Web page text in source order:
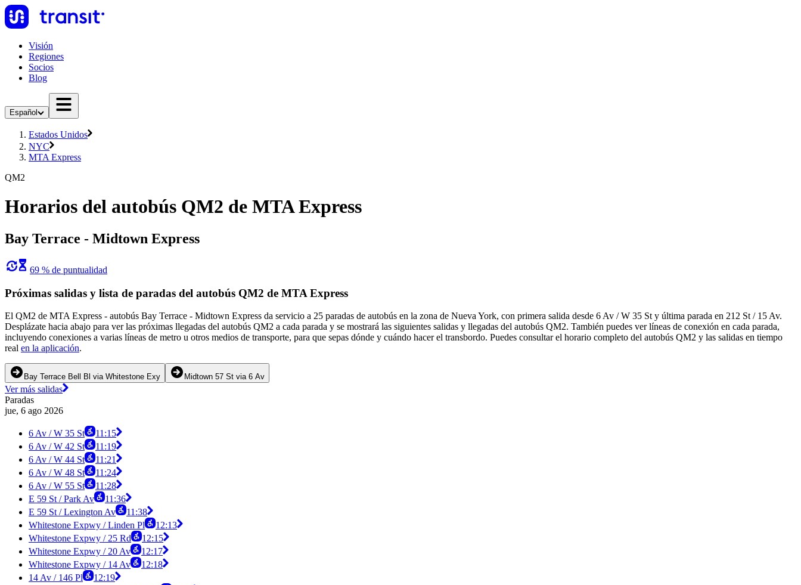
Visión
Regiones
Socios
Blog
Español
Estados Unidos
NYC
MTA Express
QM2
Horarios del autobús QM2 de MTA Express
Bay Terrace - Midtown Express
69 % de puntualidad
Próximas salidas y lista de paradas del autobús QM2 de MTA Express
El QM2 de MTA Express - autobús Bay Terrace - Midtown Express da servicio a 25 paradas de autobús en la zona de Nueva York, con primera salida desde 6 Av / W 35 St y última parada en 212 St / 15 Av.
Desplázate hacia abajo para ver las próximas llegadas del autobús QM2 a cada parada y se mostrará las siguientes salidas y llegadas del autobús QM2. También puedes ver líneas de conexión en cada parada,
incluyendo conexiones a varias líneas de metro u otros medios de transporte, para que sepas dónde y cuándo hacer el transbordo. Puedes consultar el horario completo del autobús QM2 y las salidas en tiempo
real en la aplicación.
Bay Terrace Bell Bl via Whitestone Exy Midtown 57 St via 6 Av
Ver más salidas
Paradas
jue, 6 ago 2026
6 Av / W 35 St
11:15
6 Av / W 42 St
11:19
6 Av / W 44 St
11:21
6 Av / W 48 St
11:24
6 Av / W 55 St
11:28
E 59 St / Park Av
11:36
E 59 St / Lexington Av
11:38
Whitestone Expwy / Linden Pl
12:13
Whitestone Expwy / 25 Rd
12:15
Whitestone Expwy / 20 Av
12:17
Whitestone Expwy / 14 Av
12:18
14 Av / 146 Pl
12:19